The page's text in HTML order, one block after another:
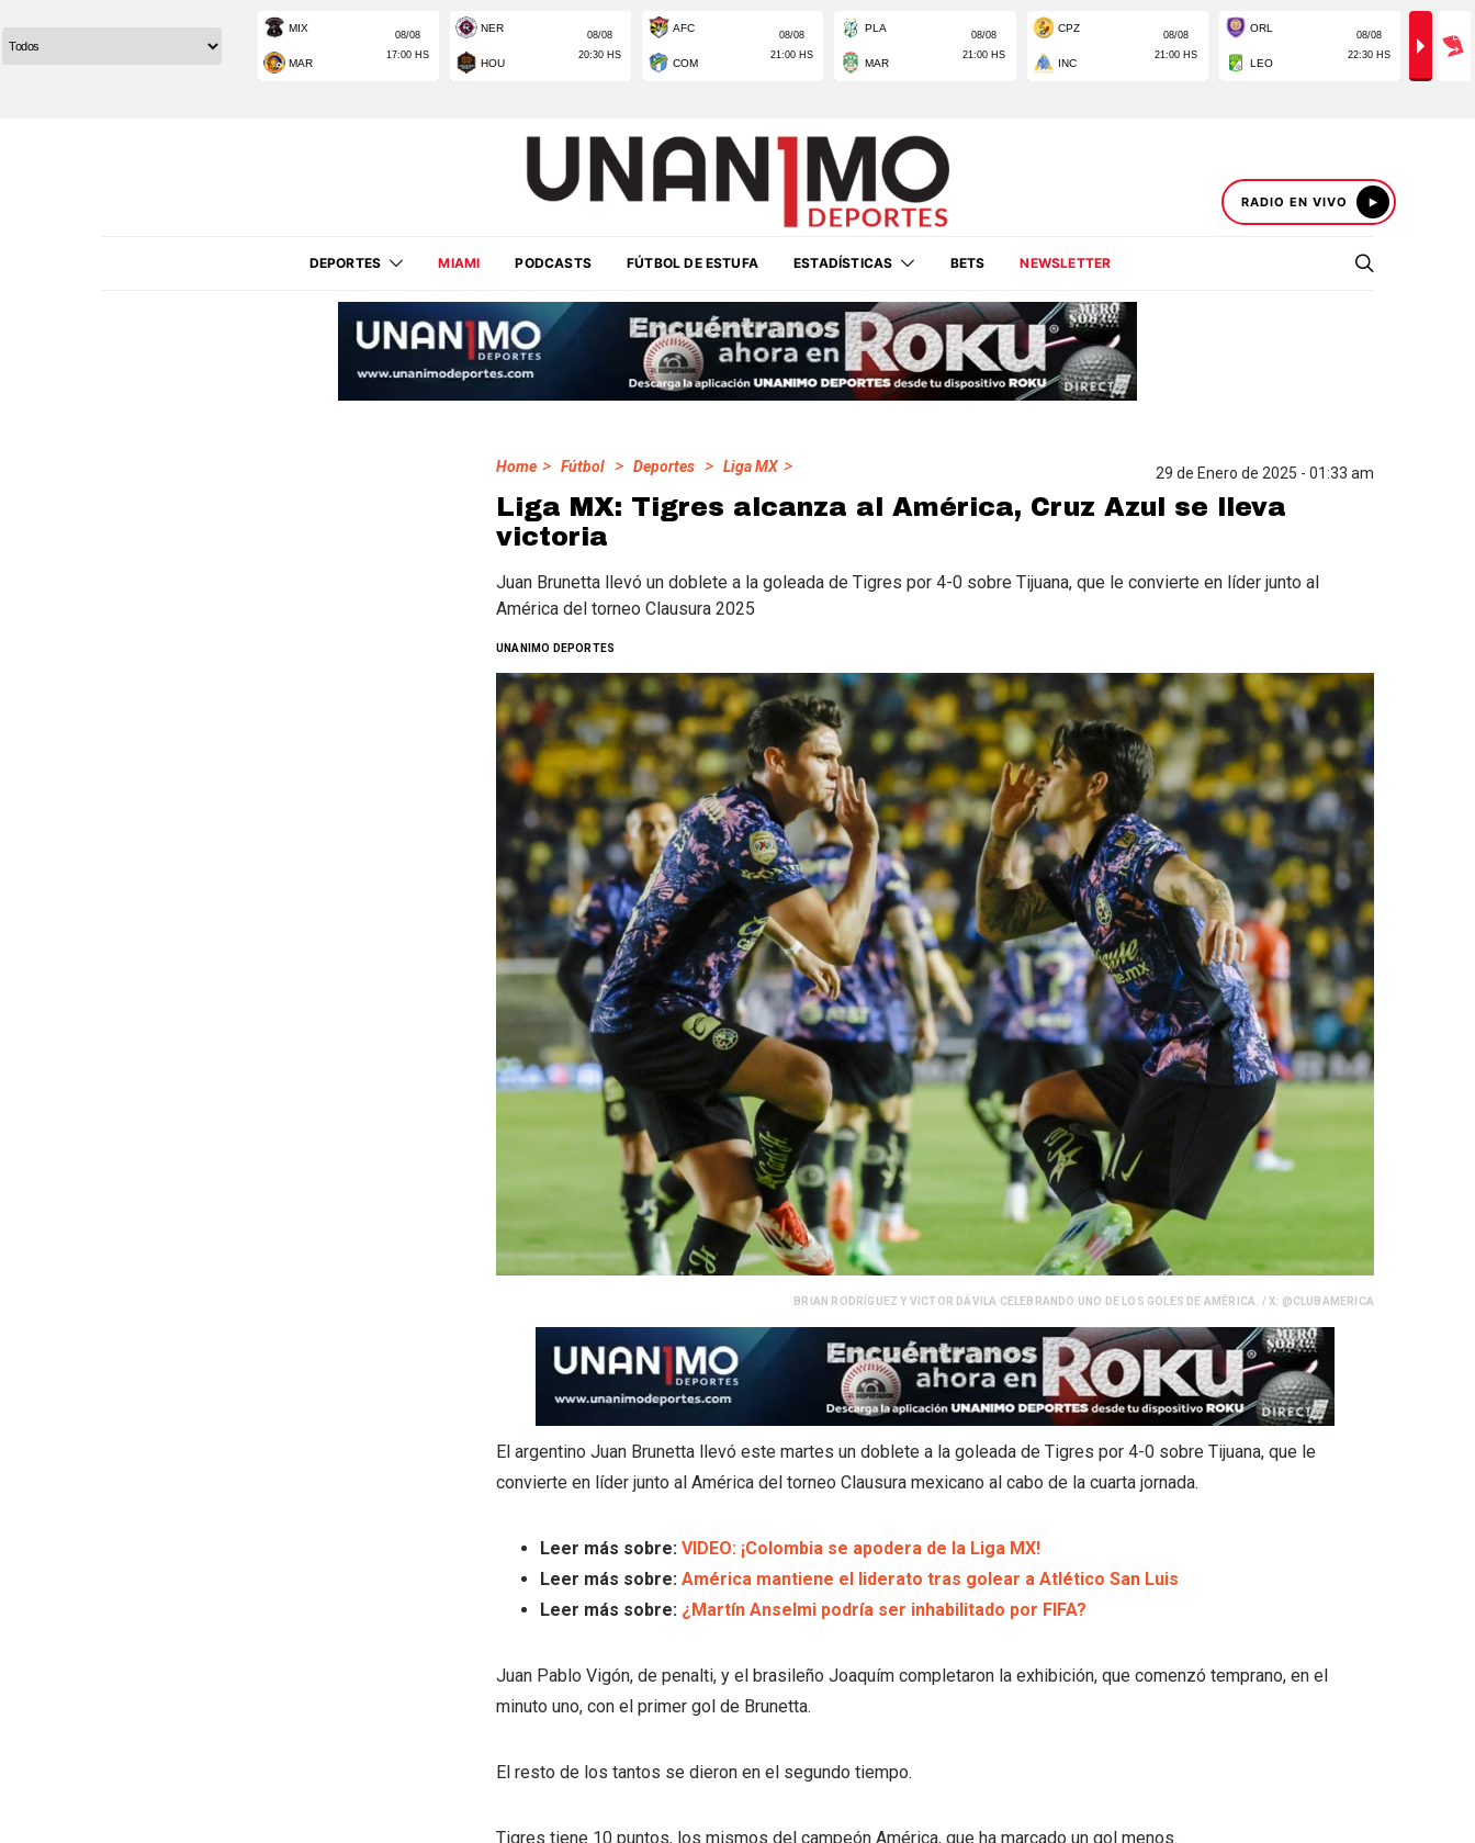
RADIO EN VIVO
DEPORTES MIAMI PODCASTS FÚTBOL DE ESTUFA ESTADÍSTICAS BETS NEWSLETTER
Home > Fútbol > Deportes > Liga MX > 29 de Enero de 2025 - 01:33 am
Liga MX: Tigres alcanza al América, Cruz Azul se lleva
victoria
Juan Brunetta llevó un doblete a la goleada de Tigres por 4-0 sobre Tijuana, que le convierte en líder junto al
América del torneo Clausura 2025
UNANIMO DEPORTES
BRIAN RODRÍGUEZ Y VICTOR DÁVILA CELEBRANDO UNO DE LOS GOLES DE AMÉRICA. / X: @CLUBAMERICA
El argentino Juan Brunetta llevó este martes un doblete a la goleada de Tigres por 4-0 sobre Tijuana, que le
convierte en líder junto al América del torneo Clausura mexicano al cabo de la cuarta jornada.
Leer más sobre: VIDEO: ¡Colombia se apodera de la Liga MX!
Leer más sobre: América mantiene el liderato tras golear a Atlético San Luis
Leer más sobre: ¿Martín Anselmi podría ser inhabilitado por FIFA?
Juan Pablo Vigón, de penalti, y el brasileño Joaquím completaron la exhibición, que comenzó temprano, en el
minuto uno, con el primer gol de Brunetta.
El resto de los tantos se dieron en el segundo tiempo.
Tigres tiene 10 puntos, los mismos del campeón América, que ha marcado un gol menos.